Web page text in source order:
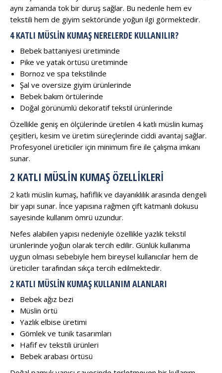
aynı zamanda tok bir duruş sağlar. Bu nedenle hem ev
tekstili hem de giyim sektöründe yoğun ilgi görmektedir.
4 KATLI MÜSLIN KUMAŞ NERELERDE KULLANILIR?
Bebek battaniyesi üretiminde
Pike ve yatak örtüsü üretiminde
Bornoz ve spa tekstilinde
Şal ve oversize giyim ürünlerinde
Bebek bakım örtülerinde
Doğal görünümlü dekoratif tekstil ürünlerinde
Özellikle geniş en ölçülerinde üretilen 4 katlı müslin kumaş
çeşitleri, kesim ve üretim süreçlerinde ciddi avantaj sağlar.
Profesyonel üreticiler için minimum fire ile çalışma imkanı
sunar.
2 KATLI MÜSLIN KUMAŞ ÖZELLIKLERI
2 katlı müslin kumaş, hafiflik ve dayanıklılık arasında dengeli
bir yapı sunar. İnce yapısına rağmen çift katmanlı dokusu
sayesinde kullanım ömrü uzundur.
Nefes alabilen yapısı nedeniyle özellikle yazlık tekstil
ürünlerinde yoğun olarak tercih edilir. Günlük kullanıma
uygun olması sebebiyle hem bireysel kullanıcılar hem de
üreticiler tarafından sıkça tercih edilmektedir.
2 KATLI MÜSLIN KUMAŞ KULLANIM ALANLARI
Bebek ağız bezi
Müslin örtü
Yazlık elbise üretimi
Gömlek ve tunik tasarımları
Hafif ev tekstili ürünleri
Bebek arabası örtüsü